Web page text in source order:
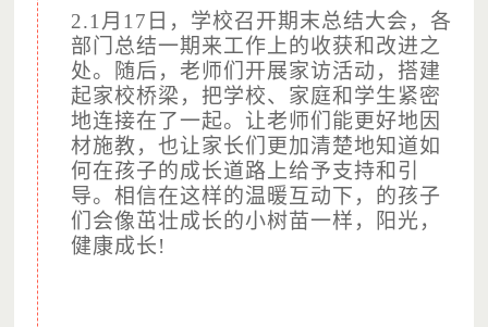
（图片摄于：新田苦志育才学校，已获得授权）
项目计划
我们的目标：在全国范围内有需求的县级范围内，都有一所
苦志育才学校服务于困境儿童
项目预算
2.1月17日，学校召开期末总结大会，各
部门总结一期来工作上的收获和改进之
处。随后，老师们开展家访活动，搭建
起家校桥梁，把学校、家庭和学生紧密
地连接在了一起。让老师们能更好地因
材施教，也让家长们更加清楚地知道如
何在孩子的成长道路上给予支持和引
导。相信在这样的温暖互动下，的孩子
们会像茁壮成长的小树苗一样，阳光，
健康成长!